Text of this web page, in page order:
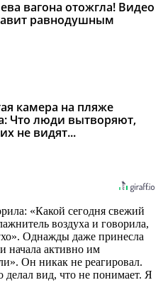
вагона отожгла! Видео
равнодушным
камера на пляже
Что люди вытворяют,
не видят...
«Какой сегодня свежий
воздуха и говорила,
Однажды даже принесла
начала активно им
Он никак не реагировал.
вид, что не понимает. Я